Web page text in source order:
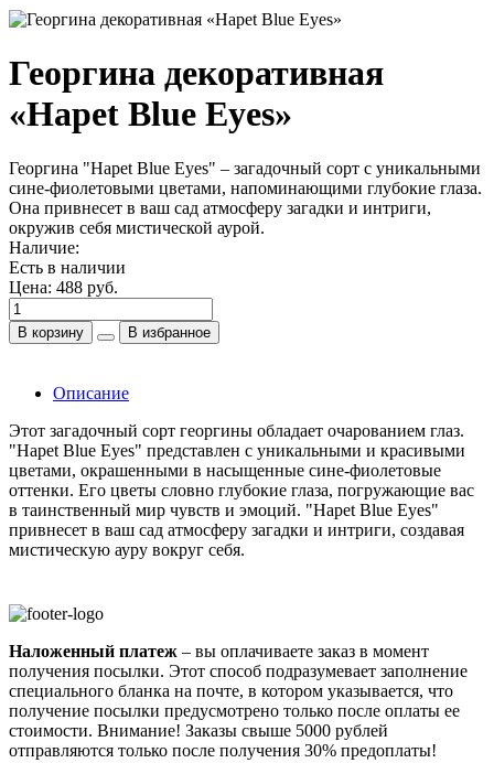
Георгина декоративная
«Hapet Blue Eyes»
Георгина "Hapet Blue Eyes" – загадочный сорт с уникальными
сине-фиолетовыми цветами, напоминающими глубокие глаза.
Она привнесет в ваш сад атмосферу загадки и интриги,
окружив себя мистической аурой.
Наличие:
Есть в наличии
Цена: 488 руб.
В корзину В избранное
Описание
Этот загадочный сорт георгины обладает очарованием глаз.
"Hapet Blue Eyes" представлен с уникальными и красивыми
цветами, окрашенными в насыщенные сине-фиолетовые
оттенки. Его цветы словно глубокие глаза, погружающие вас
в таинственный мир чувств и эмоций. "Hapet Blue Eyes"
привнесет в ваш сад атмосферу загадки и интриги, создавая
мистическую ауру вокруг себя.
Наложенный платеж – вы оплачиваете заказ в момент
получения посылки. Этот способ подразумевает заполнение
специального бланка на почте, в котором указывается, что
получение посылки предусмотрено только после оплаты ее
стоимости. Внимание! Заказы свыше 5000 рублей
отправляются только после получения 30% предоплаты!